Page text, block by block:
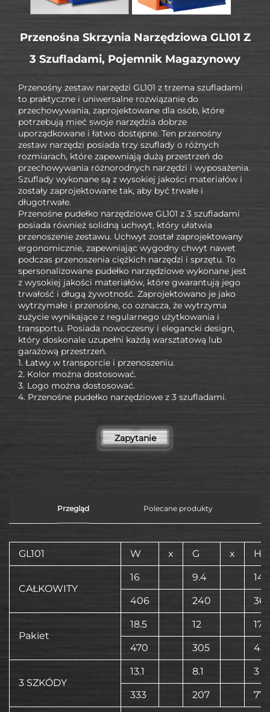
Przenośna Skrzynia Narzędziowa GL101 Z
3 Szufladami, Pojemnik Magazynowy
Przenośny zestaw narzędzi GL101 z trzema szufladami
to praktyczne i uniwersalne rozwiązanie do
przechowywania, zaprojektowane dla osób, które
potrzebują mieć swoje narzędzia dobrze
uporządkowane i łatwo dostępne. Ten przenośny
zestaw narzędzi posiada trzy szuflady o różnych
rozmiarach, które zapewniają dużą przestrzeń do
przechowywania różnorodnych narzędzi i wyposażenia.
Szuflady wykonane są z wysokiej jakości materiałów i
zostały zaprojektowane tak, aby być trwałe i
długotrwałe.
Przenośne pudełko narzędziowe GL101 z 3 szufladami
posiada również solidną uchwyt, który ułatwia
przenoszenie zestawu. Uchwyt został zaprojektowany
ergonomicznie, zapewniając wygodny chwyt nawet
podczas przenoszenia ciężkich narzędzi i sprzętu. To
spersonalizowane pudełko narzędziowe wykonane jest
z wysokiej jakości materiałów, które gwarantują jego
trwałość i długą żywotność. Zaprojektowano je jako
wytrzymałe i przenośne, co oznacza, że wytrzyma
zużycie wynikające z regularnego użytkowania i
transportu. Posiada nowoczesny i elegancki design,
który doskonale uzupełni każdą warsztatową lub
garażową przestrzeń.
1. Łatwy w transporcie i przenoszeniu.
2. Kolor można dostosować.
3. Logo można dostosować.
4. Przenośne pudełko narzędziowe z 3 szufladami.
Zapytanie
Przegląd Polecane produkty
GL101 W x G x H
CAŁKOWITY
16 9.4 14.1
406 240
Pakiet
18.5 12 17.9
470 305
3 SZKÓDY
13.1 8.1 3
333 207 77